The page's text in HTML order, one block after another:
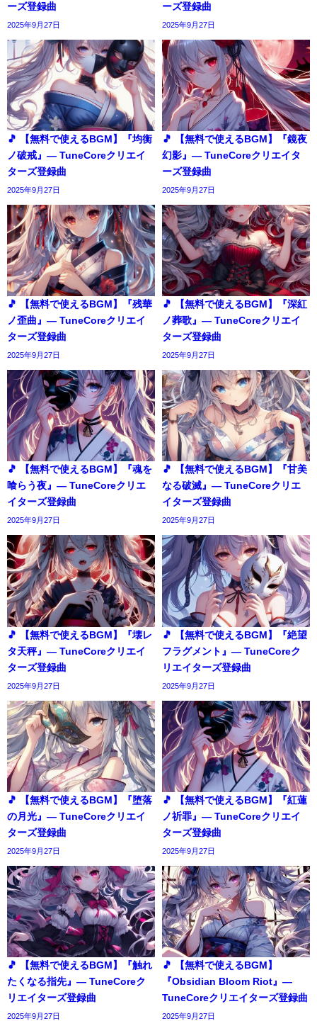
ーズ登録曲
2025年9月27日
ーズ登録曲
2025年9月27日
🎵 【無料で使えるBGM】『均衡
ノ破戒』― TuneCoreクリエイ
ターズ登録曲
2025年9月27日
🎵 【無料で使えるBGM】『鏡夜
幻影』― TuneCoreクリエイタ
ーズ登録曲
2025年9月27日
🎵 【無料で使えるBGM】『残華
ノ歪曲』― TuneCoreクリエイ
ターズ登録曲
2025年9月27日
🎵 【無料で使えるBGM】『深紅
ノ葬歌』― TuneCoreクリエイ
ターズ登録曲
2025年9月27日
🎵 【無料で使えるBGM】『魂を
喰らう夜』― TuneCoreクリエ
イターズ登録曲
2025年9月27日
🎵 【無料で使えるBGM】『甘美
なる破滅』― TuneCoreクリエ
イターズ登録曲
2025年9月27日
🎵 【無料で使えるBGM】『壊レ
タ天秤』― TuneCoreクリエイ
ターズ登録曲
2025年9月27日
🎵 【無料で使えるBGM】『絶望
フラグメント』― TuneCoreク
リエイターズ登録曲
2025年9月27日
🎵 【無料で使えるBGM】『堕落
の月光』― TuneCoreクリエイ
ターズ登録曲
2025年9月27日
🎵 【無料で使えるBGM】『紅蓮
ノ祈罪』― TuneCoreクリエイ
ターズ登録曲
2025年9月27日
🎵 【無料で使えるBGM】『触れ
たくなる指先』― TuneCoreク
リエイターズ登録曲
2025年9月27日
🎵 【無料で使えるBGM】
『Obsidian Bloom Riot』―
TuneCoreクリエイターズ登録曲
2025年9月27日